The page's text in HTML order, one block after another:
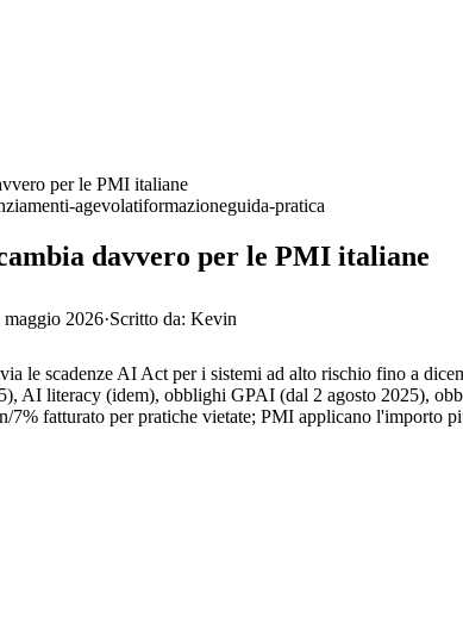
per le PMI italiane
agevolatiformazioneguida-pratica
davvero per le PMI italiane
maggio 2026·Scritto da: Kevin
le scadenze AI Act per i sistemi ad alto rischio fino a
AI literacy (idem), obblighi GPAI (dal 2 agosto 2025),
fatturato per pratiche vietate; PMI applicano l'importo